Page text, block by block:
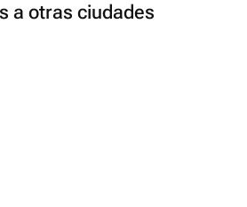
a otras ciudades